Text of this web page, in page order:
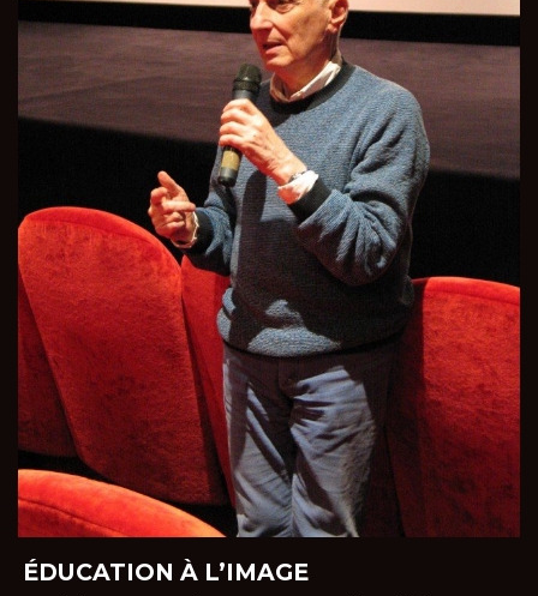
ÉDUCATION À L’IMAGE